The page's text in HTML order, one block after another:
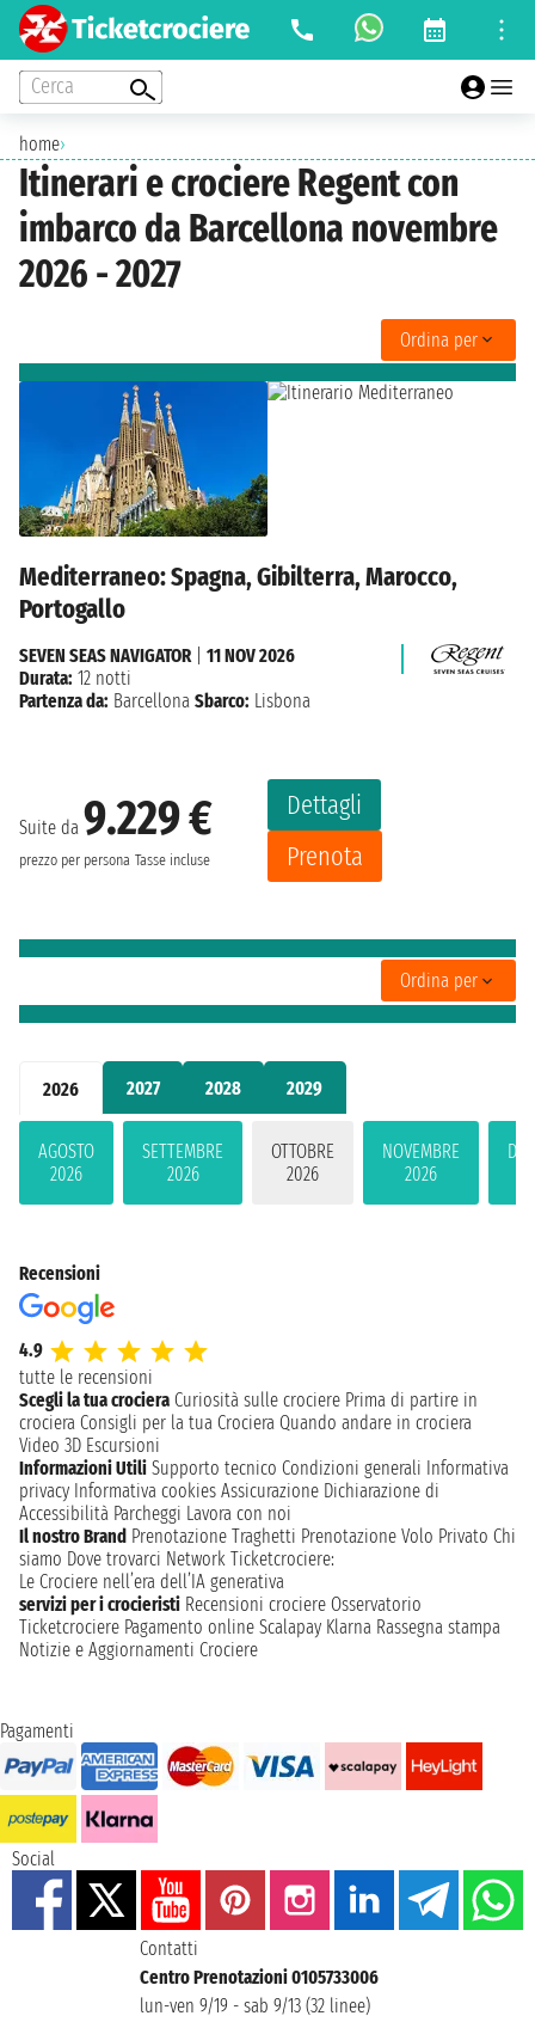
Cerca
home›
Itinerari e crociere Regent con
imbarco da Barcellona novembre
2026 - 2027
2026 2027 2028 2029
AGOSTO
2026
SETTEMBRE
2026
OTTOBRE
2026
NOVEMBRE
2026
Ordina per
Mediterraneo: Spagna, Gibilterra, Marocco,
Portogallo
Suite da 9.229 €
prezzo per persona Tasse incluse
Dettagli
Prenota
SEVEN SEAS NAVIGATOR
11 NOV 2026
Durata: 12 notti
Partenza da: Barcellona Sbarco: Lisbona
Ordina per
Recensioni
4.9
tutte le recensioni
Scegli la tua crociera Curiosità sulle crociere Prima di partire in
crociera Consigli per la tua Crociera Quando andare in crociera
Video 3D Escursioni
Informazioni Utili Supporto tecnico Condizioni generali Informativa
privacy Informativa cookies Assicurazione Dichiarazione di
Accessibilità Parcheggi Lavora con noi
Il nostro Brand Prenotazione Traghetti Prenotazione Volo Privato Chi
siamo Dove trovarci Network Ticketcrociere:
Le Crociere nell’era dell’IA generativa
servizi per i crocieristi Recensioni crociere Osservatorio
Ticketcrociere Pagamento online Scalapay Klarna Rassegna stampa
Notizie e Aggiornamenti Crociere
Pagamenti
Social
Contatti
Centro Prenotazioni 0105733006
lun-ven 9/19 - sab 9/13 (32 linee)